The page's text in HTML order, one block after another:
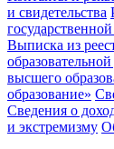
и свидетельства
Выписка из
высшего
образование»
Сведения о
и экстремизму